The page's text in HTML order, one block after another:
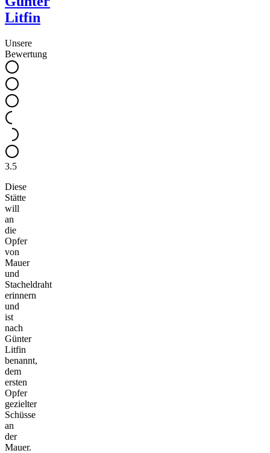
Litfin
Unsere
Bewertung
3.5
Diese
Stätte
will
an
die
Opfer
von
Mauer
und
Stacheldraht
erinnern
und
ist
nach
Günter
Litfin
benannt,
dem
ersten
Opfer
gezielter
Schüsse
an
der
Mauer.